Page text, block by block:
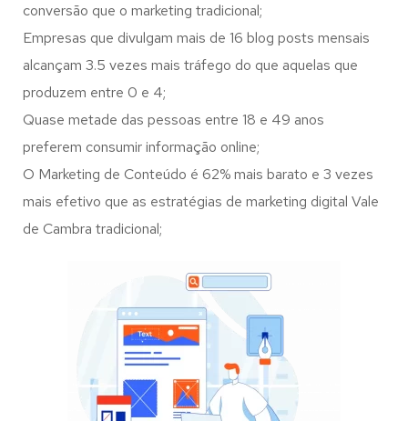
conversão que o marketing tradicional;
Empresas que divulgam mais de 16 blog posts mensais
alcançam 3.5 vezes mais tráfego do que aquelas que
produzem entre 0 e 4;
Quase metade das pessoas entre 18 e 49 anos
preferem consumir informação online;
O Marketing de Conteúdo é 62% mais barato e 3 vezes
mais efetivo que as estratégias de marketing digital Vale
de Cambra tradicional;